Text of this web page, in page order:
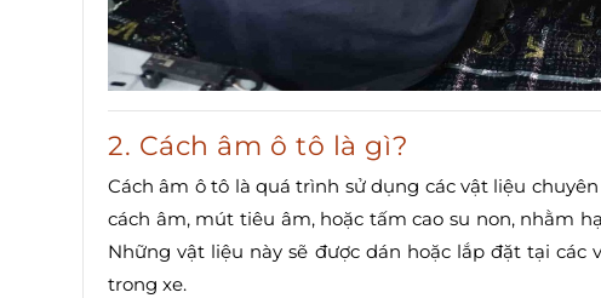
2. Cách âm ô tô là gì?
Cách âm ô tô là quá trình sử dụng các vật liệu
cách âm, mút tiêu âm, hoặc tấm cao su non, nhằm
Những vật liệu này sẽ được dán hoặc lắp đặt tại
trong xe.